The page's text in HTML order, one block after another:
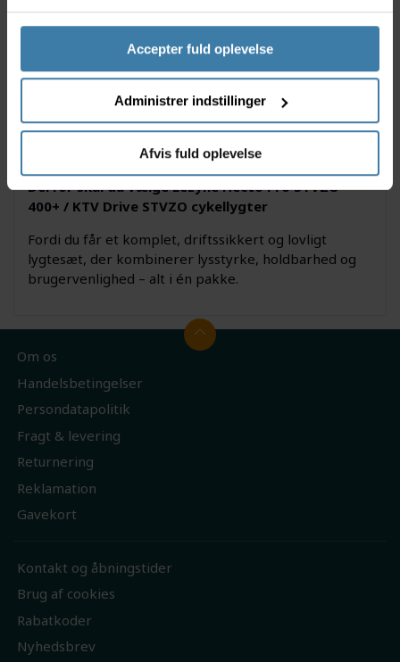
Accepter fuld oplevelse
Administrer indstillinger
Afvis fuld oplevelse
Anvendelse
Lygtesættet er velegnet til daglige pendlere,
landevejsryttere og gravelcyklister, der har brug for
en lovlig og pålidelig belysning i mørke og vådt føre.
Kombinationen af en kraftfuld forlygte og en effektiv
baglygte sikrer, at du både ser vejen foran dig og
Derfor skal du vælge Lezyne Hecto Pro STVZO
400+ / KTV Drive STVZO cykellygter
Fordi du får et komplet, driftssikkert og lovligt
lygtesæt, der kombinerer lysstyrke, holdbarhed og
brugervenlighed – alt i én pakke.
Om os
Handelsbetingelser
Persondatapolitik
Fragt & levering
Returnering
Reklamation
Gavekort
Kontakt og åbningstider
Brug af cookies
Rabatkoder
Nyhedsbrev